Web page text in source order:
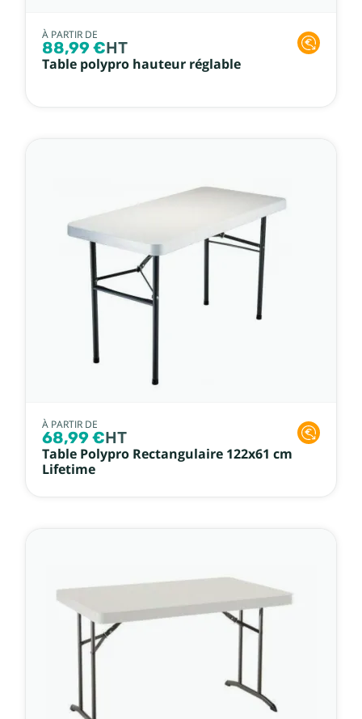
À PARTIR DE
88,99 €HT
Table polypro hauteur réglable
À PARTIR DE
68,99 €HT
Table Polypro Rectangulaire 122x61 cm
Lifetime